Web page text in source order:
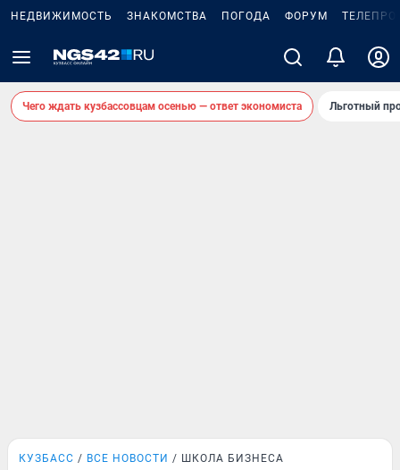
НЕДВИЖИМОСТЬ ЗНАКОМСТВА ПОГОДА ФОРУМ
Чего ждать кузбассовцам осенью — ответ экономиста Льготный
КУЗБАСС ВСЕ НОВОСТИ ШКОЛА БИЗНЕСА